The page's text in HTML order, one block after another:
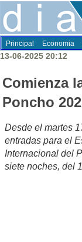
Principal Economia
13-06-2025 20:12
Comienza
Poncho
Desde el martes
entradas para el
Internacional del
siete noches, del